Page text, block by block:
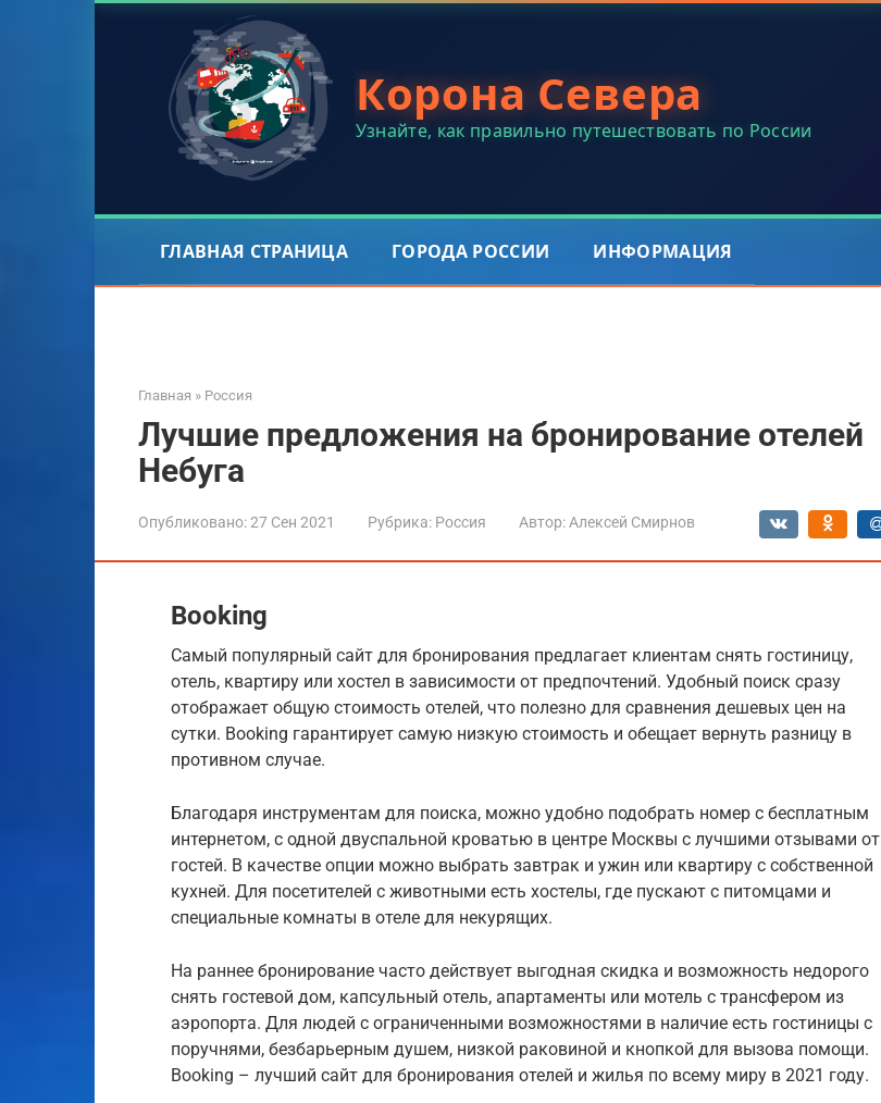
Корона Севера
Узнайте, как правильно путешествовать по России
ГЛАВНАЯ СТРАНИЦА ГОРОДА РОССИИ ИНФОРМАЦИЯ
Главная » Россия
Лучшие предложения на бронирование отелей
Небуга
Опубликовано:27 Сен 2021 Рубрика: Россия Автор: Алексей Смирнов
Booking
Самый популярный сайт для бронирования предлагает клиентам снять гостиницу,
отель, квартиру или хостел в зависимости от предпочтений. Удобный поиск сразу
отображает общую стоимость отелей, что полезно для сравнения дешевых цен на
сутки. Booking гарантирует самую низкую стоимость и обещает вернуть разницу в
противном случае.
Благодаря инструментам для поиска, можно удобно подобрать номер с бесплатным
интернетом, с одной двуспальной кроватью в центре Москвы с лучшими отзывами от
гостей. В качестве опции можно выбрать завтрак и ужин или квартиру с собственной
кухней. Для посетителей с животными есть хостелы, где пускают с питомцами и
специальные комнаты в отеле для некурящих.
На раннее бронирование часто действует выгодная скидка и возможность недорого
снять гостевой дом, капсульный отель, апартаменты или мотель с трансфером из
аэропорта. Для людей с ограниченными возможностями в наличие есть гостиницы с
поручнями, безбарьерным душем, низкой раковиной и кнопкой для вызова помощи.
Booking – лучший сайт для бронирования отелей и жилья по всему миру в 2021 году.